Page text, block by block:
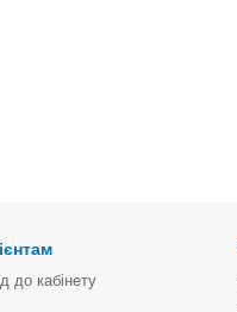
до кабінету